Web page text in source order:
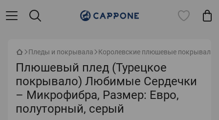
Пледы и покрывала Королевские плюшевые покрывала
Плюшевый плед (Турецкое
покрывало) Любимые Сердечки
– Микрофибра, Размер: Евро,
полуторный, серый